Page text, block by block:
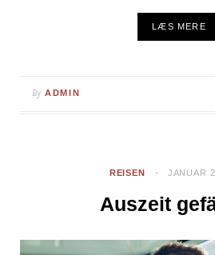
LÆS MERE
By ADMIN
REISEN JANUAR
Auszeit